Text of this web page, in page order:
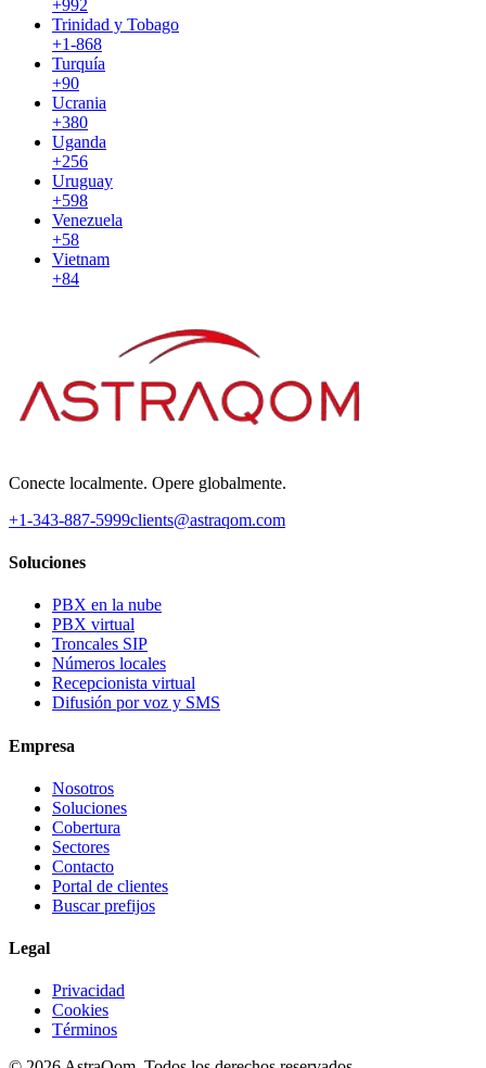
+992
Trinidad y Tobago
+1-868
Turquía
+90
Ucrania
+380
Uganda
+256
Uruguay
+598
Venezuela
+58
Vietnam
+84
Conecte localmente. Opere globalmente.
+1-343-887-5999clients@astraqom.com
Soluciones
PBX en la nube
PBX virtual
Troncales SIP
Números locales
Recepcionista virtual
Difusión por voz y SMS
Empresa
Nosotros
Soluciones
Cobertura
Sectores
Contacto
Portal de clientes
Buscar prefijos
Legal
Privacidad
Cookies
Términos